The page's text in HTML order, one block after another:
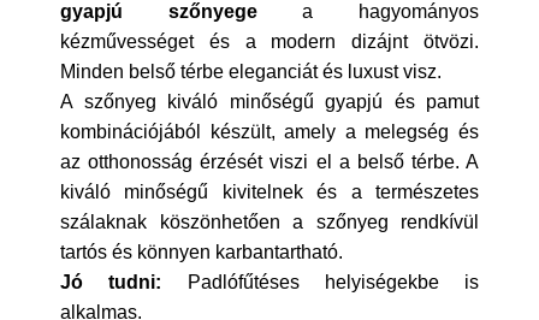
gyapjú szőnyegea hagyományos
kézművességet és a modern dizájnt ötvözi.
Minden belső térbe eleganciát és luxust visz.
A szőnyeg kiváló minőségű gyapjú és pamut
kombinációjából készült, amely a melegség és
az otthonosság érzését viszi el a belső térbe. A
kiváló minőségű kivitelnek és a természetes
szálaknak köszönhetően a szőnyeg rendkívül
tartós és könnyen karbantartható.
Jó tudni: Padlófűtéses helyiségekbe is
alkalmas.